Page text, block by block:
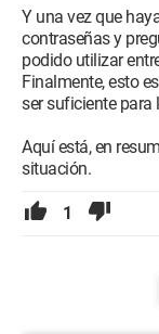
Y una vez que
contraseñas y
podido utilizar
Finalmente, esto
ser suficiente para
Aquí está, en
situación.
1